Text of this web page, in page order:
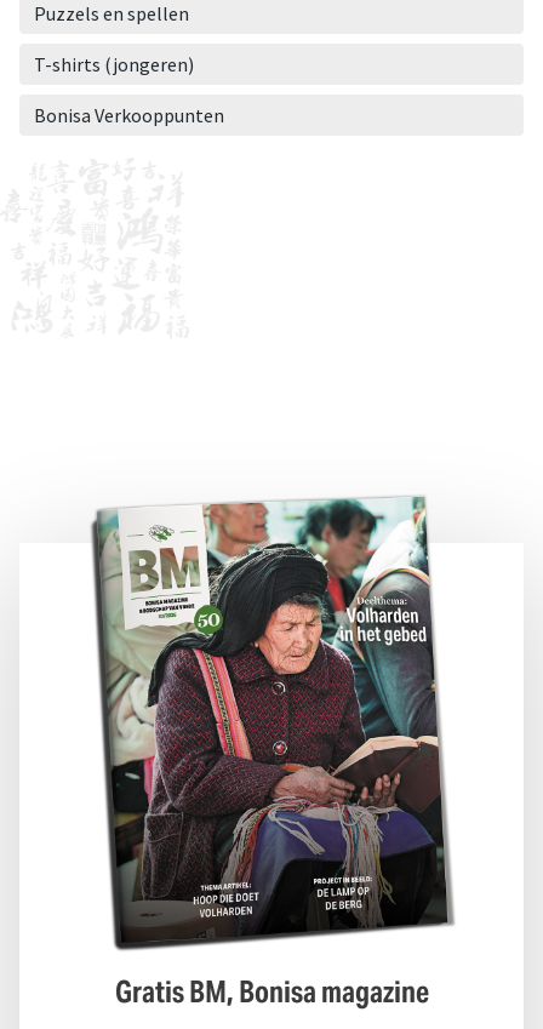
Puzzels en spellen
T-shirts (jongeren)
Bonisa Verkooppunten
Gratis BM, Bonisa magazine